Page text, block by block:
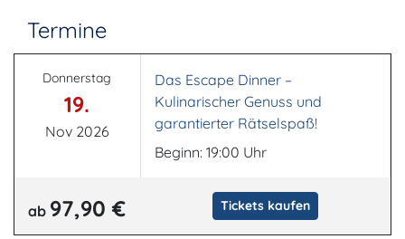
Termine
Donnerstag
19.
Nov 2026
Das Escape Dinner –
Kulinarischer Genuss und
garantierter Rätselspaß!
Beginn: 19:00 Uhr
ab 97,90 € Tickets kaufen